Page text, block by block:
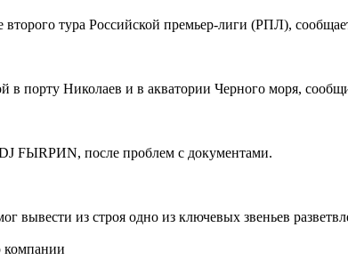
тура Российской премьер-лиги (РПЛ),
в порту Николаев и в акватории Черного моря,
FЫRРИN, после проблем с документами.
из строя одно из ключевых звеньев